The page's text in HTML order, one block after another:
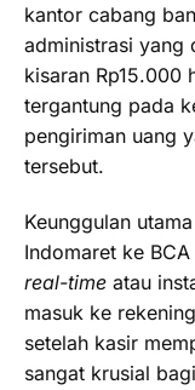
kantor cabang
administrasi yang
kisaran Rp15.000
tergantung pada
pengiriman uang
tersebut.
Keunggulan
Indomaret ke
real-time atau
masuk ke
setelah kasir
sangat krusial